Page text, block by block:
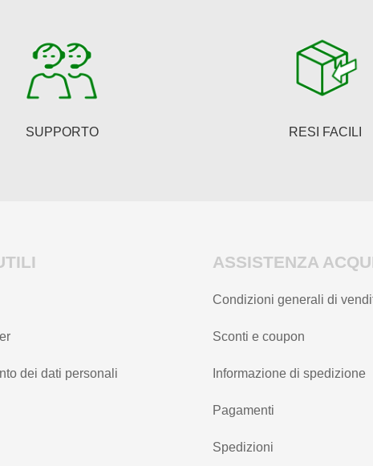
SUPPORTO RESI FACILI
dei dati personali
ASSISTENZA
Condizioni generali di
Sconti e coupon
Informazione di spedizione
Pagamenti
Spedizioni